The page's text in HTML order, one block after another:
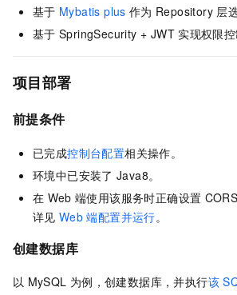
基于 Mybatis plus 作为 Repository 层
基于 SpringSecurity + JWT 实现权限控
项目部署
前提条件
已完成控制台配置相关操作。
环境中已安装了 Java8。
在 Web 端使用该服务时正确设置
详见 Web 端配置并运行。
创建数据库
以 MySQL 为例，创建数据库，并执行该